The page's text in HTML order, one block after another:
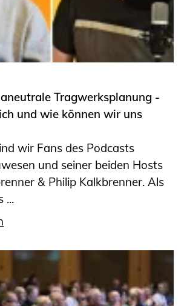
Tragwerksplanung -
und wie können wir uns
wir Fans des Podcasts
und seiner beiden Hosts
& Philip Kalkbrenner. Als
...